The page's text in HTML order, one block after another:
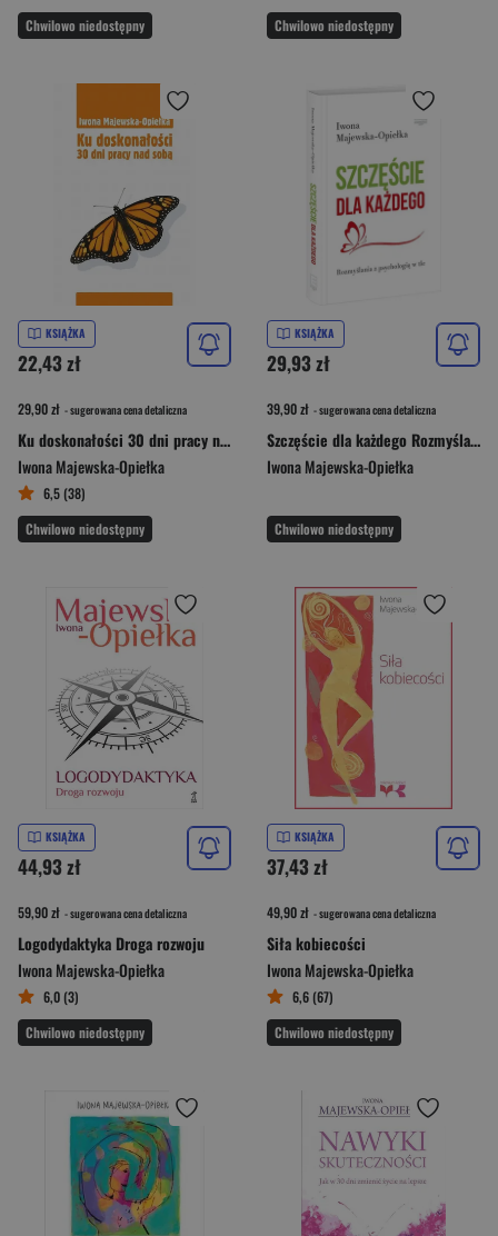
Chwilowo niedostępny Chwilowo niedostępny
KSIĄŻKA
22,43 zł
29,90 zł - sugerowana cena detaliczna
Ku doskonałości 30 dni pracy nad sobą
Iwona Majewska-Opiełka
6,5 (38)
Chwilowo niedostępny
KSIĄŻKA
29,93 zł
39,90 zł - sugerowana cena detaliczna
Szczęście dla każdego Rozmyślania z psychologią w tle
Iwona Majewska-Opiełka
Chwilowo niedostępny
KSIĄŻKA
44,93 zł
59,90 zł - sugerowana cena detaliczna
Logodydaktyka Droga rozwoju
Iwona Majewska-Opiełka
6,0 (3)
Chwilowo niedostępny
KSIĄŻKA
37,43 zł
49,90 zł - sugerowana cena detaliczna
Siła kobiecości
Iwona Majewska-Opiełka
6,6 (67)
Chwilowo niedostępny